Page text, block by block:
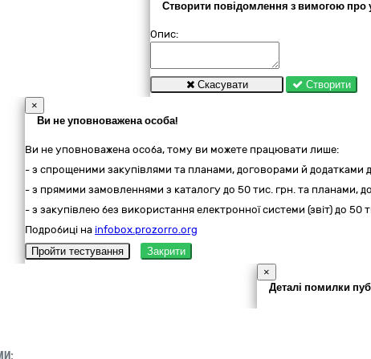
Створити повідомлення з вимогою про
Опис:
Скасувати
Створити
×
Ви не уповноважена особа!
Ви не уповноважена особа, тому ви можете працювати лише:
- з спрощеними закупівлями та планами, договорами й додатками
- з прямими замовленнями з каталогу до 50 тис. грн. та планами,
- з закупівлею без використання електронної системи (звіт) до
Подробиці на infobox.prozorro.org
Пройти тестування
Закрити
×
Деталі помилки